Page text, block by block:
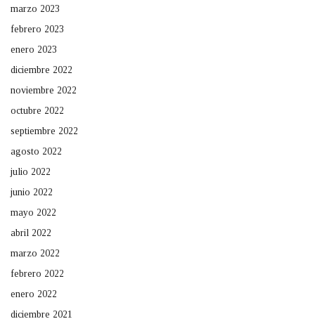
marzo 2023
febrero 2023
enero 2023
diciembre 2022
noviembre 2022
octubre 2022
septiembre 2022
agosto 2022
julio 2022
junio 2022
mayo 2022
abril 2022
marzo 2022
febrero 2022
enero 2022
diciembre 2021